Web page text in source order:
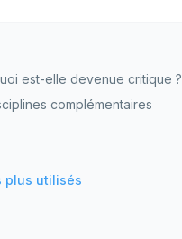
est-elle devenue critique ?
complémentaires
plus utilisés